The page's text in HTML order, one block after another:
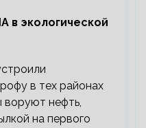
в экологической
в тех районах
воруют нефть,
на первого